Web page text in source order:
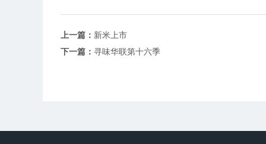
上一篇： 新米上市
下一篇： 寻味华联第十六季